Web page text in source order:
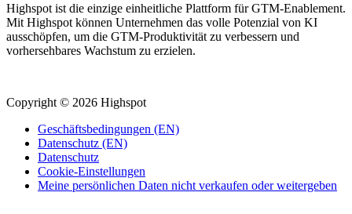
Highspot ist die einzige einheitliche Plattform für GTM-Enablement.
Mit Highspot können Unternehmen das volle Potenzial von KI
ausschöpfen, um die GTM-Produktivität zu verbessern und
vorhersehbares Wachstum zu erzielen.
Copyright © 2026 Highspot
Geschäftsbedingungen (EN)
Datenschutz (EN)
Datenschutz
Cookie-Einstellungen
Meine persönlichen Daten nicht verkaufen oder weitergeben